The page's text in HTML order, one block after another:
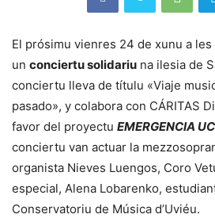
El prósimu vienres 24 de xunu a
un conciertu solidariu na ilesia de
conciertu lleva de títulu «Viaje
pasado», y colabora con CÁRITAS
favor del proyectu EMERGENCIA
conciertu van actuar la
organista Nieves Luengos, Coro
especial, Alena Lobarenko,
Conservatoriu de Música d’Uviéu.